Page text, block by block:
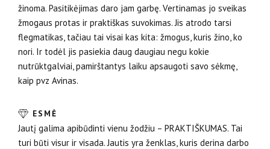
žinoma. Pasitikėjimas daro jam garbę. Vertinamas jo sveikas
žmogaus protas ir praktiš­kas suvokimas. Jis atrodo tarsi
flegmatikas, tačiau tai visai kas kita: žmogus, kuris žino, ko
nori. Ir todėl jis pasiekia daug daugiau negu kokie
nutrūktgalviai, pamirštantys laiku apsaugoti savo sėkmę,
kaip pvz Avinas.
ESMĖ
Jautį galima apibūdinti vienu žodžiu – PRAKTIŠKUMAS. Tai
turi būti visur ir visada. Jautis yra ženklas, kuris derina darbo